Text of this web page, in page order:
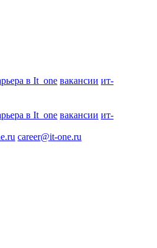
в It_one вакансии ит-
в It_one вакансии ит-
career@it-one.ru